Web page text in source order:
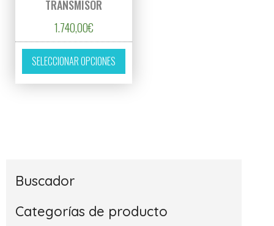
TRANSMISOR
1.740,00€
SELECCIONAR OPCIONES
Buscador
Categorías de producto